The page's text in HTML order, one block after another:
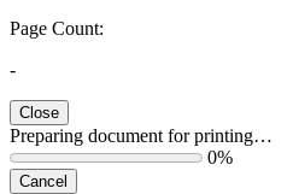
Page Count:
-
Close
Preparing document for printing…
0%
Cancel